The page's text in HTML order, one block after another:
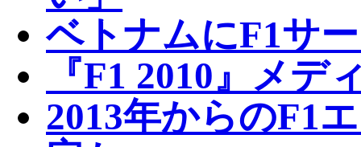
ベトナムにF1サ
『F1 2010』メ
2013年からのF1